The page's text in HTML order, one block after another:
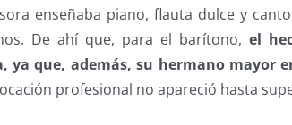
enseñaba piano, flauta dulce y
De ahí que, para el barítono, el
ya que, además, su hermano mayor
profesional no apareció hasta